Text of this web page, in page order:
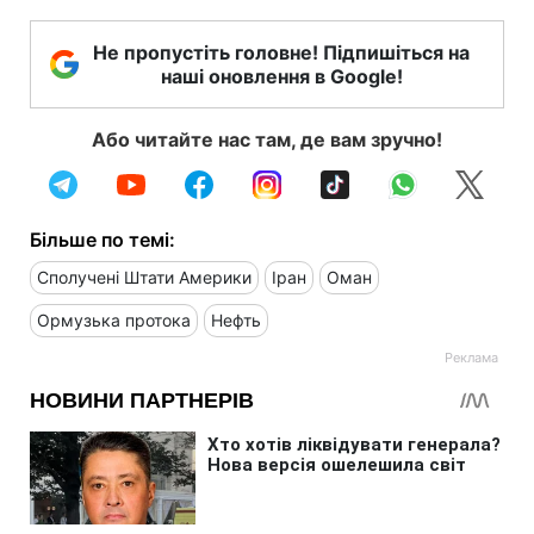
Не пропустіть головне! Підпишіться на
наші оновлення в Google!
Або читайте нас там, де вам зручно!
Більше по темі:
Сполучені Штати Америки Іран Оман
Ормузька протока Нефть